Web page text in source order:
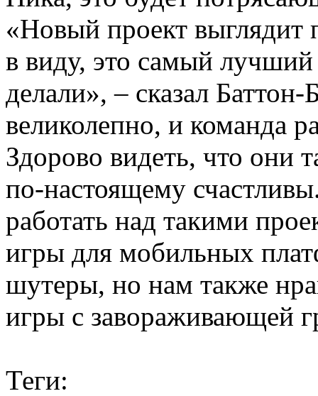
«Новый проект выглядит
в виду, это самый
делали», – сказал
великолепно, и команда
Здорово видеть, что они
по-настоящему
работать над такими
игры для мобильных
шутеры, но нам также
игры с завораживающей
Теги: